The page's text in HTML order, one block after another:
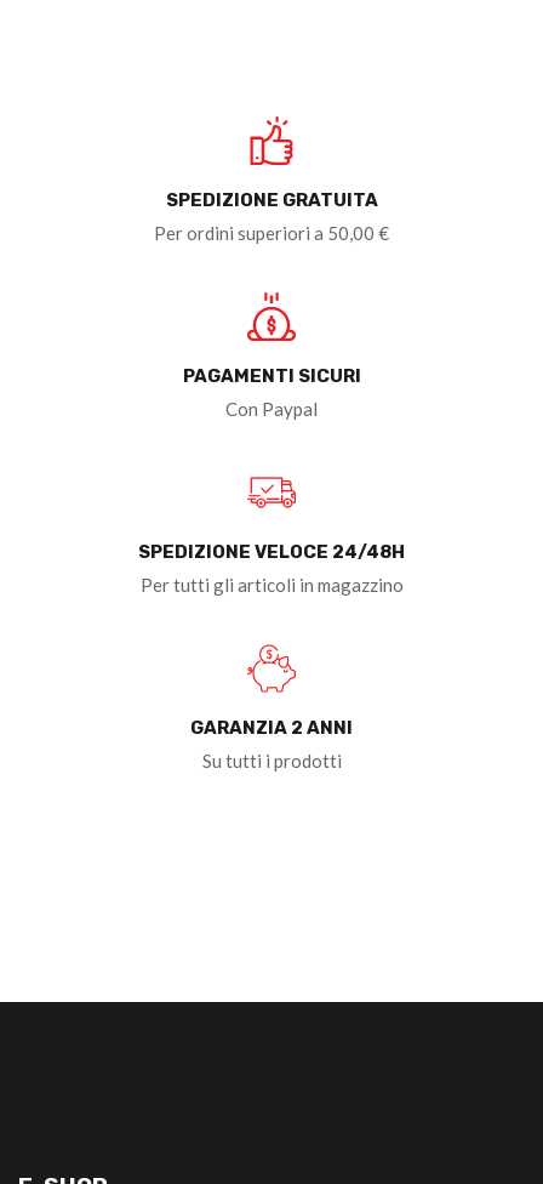
SPEDIZIONE GRATUITA
Per ordini superiori a 50,00 €
PAGAMENTI SICURI
Con Paypal
SPEDIZIONE VELOCE 24/48H
Per tutti gli articoli in magazzino
GARANZIA 2 ANNI
Su tutti i prodotti